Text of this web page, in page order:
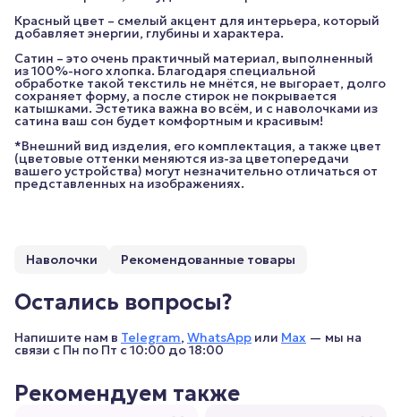
Красный цвет – смелый акцент для интерьера, который
добавляет энергии, глубины и характера.
Сатин – это очень практичный материал, выполненный
из 100%-ного хлопка. Благодаря специальной
обработке такой текстиль не мнётся, не выгорает, долго
сохраняет форму, а после стирок не покрывается
катышками. Эстетика важна во всём, и с наволочками из
сатина ваш сон будет комфортным и красивым!
*Внешний вид изделия, его комплектация, а также цвет
(цветовые оттенки меняются из-за цветопередачи
вашего устройства) могут незначительно отличаться от
представленных на изображениях.
Наволочки Рекомендованные товары
Остались вопросы?
Напишите нам в Telegram, WhatsApp или Max — мы на
связи с Пн по Пт с 10:00 до 18:00
Рекомендуем также